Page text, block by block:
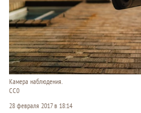
Камера наблюдения.
СС0
28 февраля 2017 в 18:14